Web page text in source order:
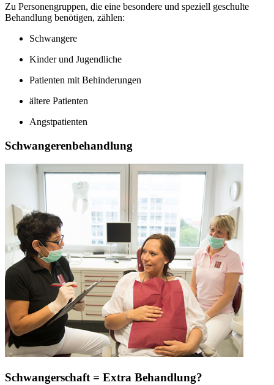
Zu Personengruppen, die eine besondere und speziell geschulte
Behandlung benötigen, zählen:
Schwangere
Kinder und Jugendliche
Patienten mit Behinderungen
ältere Patienten
Angstpatienten
Schwangerenbehandlung
Schwangerschaft = Extra Behandlung?